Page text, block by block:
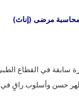
مرضى (إناث)
سابقة في القطاع
حسن وأسلوب راقٍ في